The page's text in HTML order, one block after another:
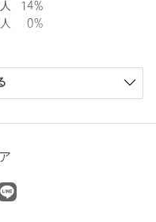
14%
0%
も増えたので、